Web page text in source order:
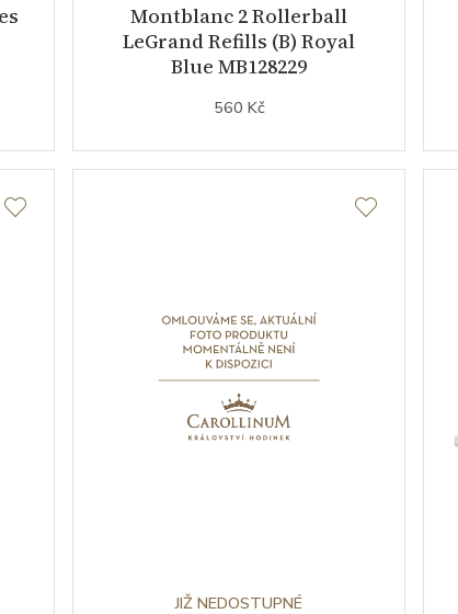
Montblanc 2 Rollerball
LeGrand Refills (B) Royal
Blue MB128229
560 Kč
JIŽ NEDOSTUPNÉ